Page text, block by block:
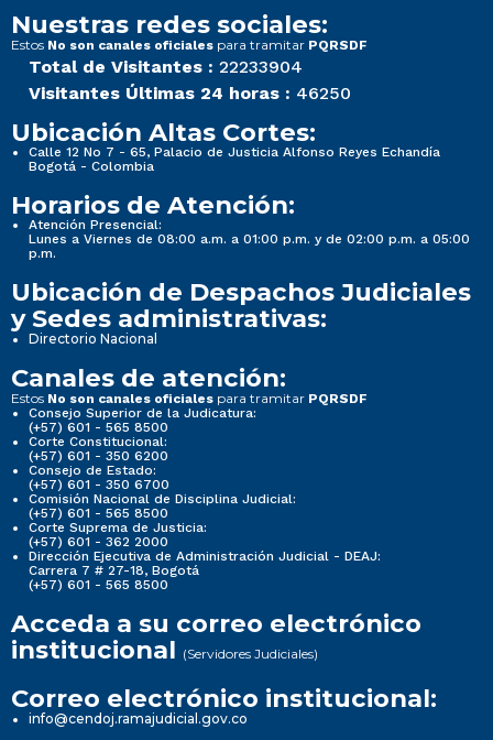
Nuestras redes sociales:
Estos No son canales oficiales para tramitar PQRSDF
Total de Visitantes : 22233904
Visitantes Últimas 24 horas : 46250
Ubicación Altas Cortes:
Calle 12 No 7 - 65, Palacio de Justicia Alfonso Reyes Echandía
Bogotá - Colombia
Horarios de Atención:
Atención Presencial:
Lunes a Viernes de 08:00 a.m. a 01:00 p.m. y de 02:00 p.m. a 05:00
p.m.
Ubicación de Despachos Judiciales
y Sedes administrativas:
Directorio Nacional
Canales de atención:
Estos No son canales oficiales para tramitar PQRSDF
Consejo Superior de la Judicatura:
(+57) 601 - 565 8500
Corte Constitucional:
(+57) 601 - 350 6200
Consejo de Estado:
(+57) 601 - 350 6700
Comisión Nacional de Disciplina Judicial:
(+57) 601 - 565 8500
Corte Suprema de Justicia:
(+57) 601 - 362 2000
Dirección Ejecutiva de Administración Judicial - DEAJ:
Carrera 7 # 27-18, Bogotá
(+57) 601 - 565 8500
Acceda a su correo electrónico
institucional (Servidores Judiciales)
Correo electrónico institucional:
info@cendoj.ramajudicial.gov.co